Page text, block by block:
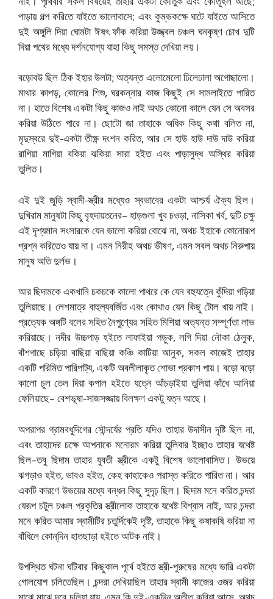
পাড়ায় গল্প করিতে যাইতে ভালোবাসে; এবং কুম্ভকক্ষে ঘাটে যাইতে আসিতে
দুই অঙ্গুলি দিয়া ঘোমটা ঈষৎ ফাঁক করিয়া উজ্জ্বল চঞ্চল ঘনকৃষ্ণ চোখ দুটি
দিয়া পথের মধ্যে দর্শনযোগ্য যাহা কিছু সমস্ত দেখিয়া লয়।
বড়োবউ ছিল ঠিক ইহার উলটা; অত্যন্ত এলোমেলো ঢিলেঢালা অগোছালো।
মাথার কাপড়, কোলের শিশু, ঘরকন্নার কাজ কিছুই সে সামলাইতে পারিত
না। হাতে বিশেষ একটা কিছু কাজও নাই অথচ কোনো কালে যেন সে অবসর
করিয়া উঠিতে পারে না। ছোটো জা তাহাকে অধিক কিছু কথা বলিত না,
মৃদুস্বরে দুই-একটা তীক্ষ্ণ দংশন করিত, আর সে হাউ হাউ দাউ দাউ করিয়া
রাগিয়া মাগিয়া বকিয়া ঝকিয়া সারা হইত এবং পাড়াসুদ্ধ অস্থির করিয়া
তুলিত।
এই দুই জুড়ি স্বামী-স্ত্রীর মধ্যেও স্বভাবের একটা আশ্চর্য ঐক্য ছিল।
দুখিরাম মানুষটা কিছু বৃহদায়তনের– হাড়গুলা খুব চওড়া, নাসিকা খর্ব, দুটি চক্ষু
এই দৃশ্যমান সংসারকে যেন ভালো করিয়া বোঝে না, অথচ ইহাকে কোনোরূপ
প্রশ্ন করিতেও যায় না। এমন নিরীহ অথচ ভীষণ, এমন সবল অথচ নিরুপায়
মানুষ অতি দুর্লভ।
আর ছিদামকে একখানি চকচকে কালো পাথরে কে যেন বহুযত্নে কুঁদিয়া গড়িয়া
তুলিয়াছে। লেশমাত্র বাহুল্যবর্জিত এবং কোথাও যেন কিছু টোল খায় নাই।
প্রত্যেক অঙ্গটি বলের সহিত নৈপুণ্যের সহিত মিশিয়া অত্যন্ত সম্পূর্ণতা লাভ
করিয়াছে। নদীর উচ্চপাড় হইতে লাফাইয়া পড়ুক, লগি দিয়া নৌকা ঠেলুক,
বাঁশগাছে চড়িয়া বাছিয়া বাছিয়া কঞ্চি কাটিয়া আনুক, সকল কাজেই তাহার
একটি পরিমিত পারিপাট্য, একটি অবলীলাকৃত শোভা প্রকাশ পায়। বড়ো বড়ো
কালো চুল তেল দিয়া কপাল হইতে যত্নে আঁচড়াইয়া তুলিয়া কাঁধে আনিয়া
ফেলিয়াছে– বেশভূষা-সাজসজ্জায় বিলক্ষণ একটু যত্ন আছে।
অপরাপর গ্রামবধূদিগের সৌন্দর্যের প্রতি যদিও তাহার উদাসীন দৃষ্টি ছিল না,
এবং তাহাদের চক্ষে আপনাকে মনোরম করিয়া তুলিবার ইচ্ছাও তাহার যথেষ্ট
ছিল–তবু ছিদাম তাহার যুবতী স্ত্রীকে একটু বিশেষ ভালোবাসিত। উভয়ে
ঝগড়াও হইত, ভাবও হইত, কেহ কাহাকেও পরাস্ত করিতে পারিত না। আর
একটি কারণে উভয়ের মধ্যে বন্ধন কিছু সুদৃঢ় ছিল। ছিদাম মনে করিত চন্দরা
যেরূপ চটুল চঞ্চল প্রকৃতির স্ত্রীলোক তাহাকে যথেষ্ট বিশ্বাস নাই, আর চন্দরা
মনে করিত আমার স্বামীটির চতুর্দিকেই দৃষ্টি, তাহাকে কিছু কষাকষি করিয়া না
বাঁধিলে কোন্‌দিন হাতছাড়া হইতে আটক নাই।
উপস্থিত ঘটনা ঘটিবার কিছুকাল পূর্বে হইতে স্ত্রী-পুরুষের মধ্যে ভারি একটা
গোলযোগ চলিতেছিল। চন্দরা দেখিয়াছিল তাহার স্বামী কাজের ওজর করিয়া